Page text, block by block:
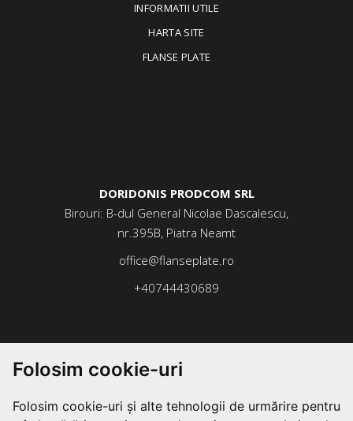
Folosim cookie-uri
Folosim cookie-uri și alte tehnologii de urmărire pentru
INFORMATII UTILE
HARTA SITE
FLANSE PLATE
DORIDONIS PRODCOM SRL
Birouri: B-dul General Nicolae Dascalescu,
nr.395B, Piatra Neamt
office@flanseplate.ro
+40744430689